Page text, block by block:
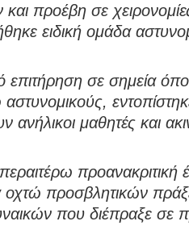
προέβη σε
ειδική ομάδα
επιτήρηση σε σημεία
ανήλικοι μαθητές και
οχτώ προσβλητικών
που διέπραξε σε